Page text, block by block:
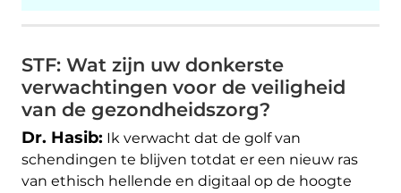
STF: Wat zijn uw donkerste
verwachtingen voor de veiligheid
van de gezondheidszorg?
Dr. Hasib: Ik verwacht dat de golf van
schendingen te blijven totdat er een nieuw ras
van ethisch hellende en digitaal op de hoogte